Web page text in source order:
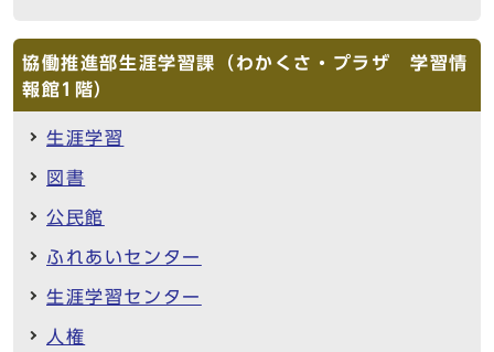
協働推進部生涯学習課（わかくさ・プラザ 学習情
報館1階）
生涯学習
図書
公民館
ふれあいセンター
生涯学習センター
人権